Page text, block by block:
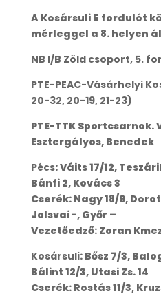
A Kosársuli 5 fordulót
mérleggel a 8. helyen
NB I/B Zöld csoport, 5.
PTE-PEAC-Vásárhelyi
20-32, 20-19, 21-23)
PTE-TTK
Esztergályos, Benedek
Pécs: Váits 17/12,
Bánfi 2, Kovács 3
Cserék: Nagy 18/9,
Jolsvai -, Győr –
Vezetőedző: Zoran
Kosársuli: Bősz 7/3,
Bálint 12/3, Utasi Zs. 14
Cserék: Rostás 11/3,